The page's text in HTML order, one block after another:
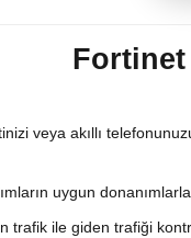
Fortinet
veya akıllı
uygun
trafik ile giden trafiği